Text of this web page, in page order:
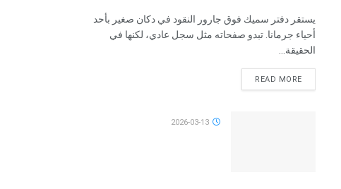
يستقر دفتر سميك فوق جارور النقود في دكان صغير بأحد
أحياء جرمانا. تبدو صفحاته مثل سجل عادي، لكنها في
الحقيقة...
READ MORE